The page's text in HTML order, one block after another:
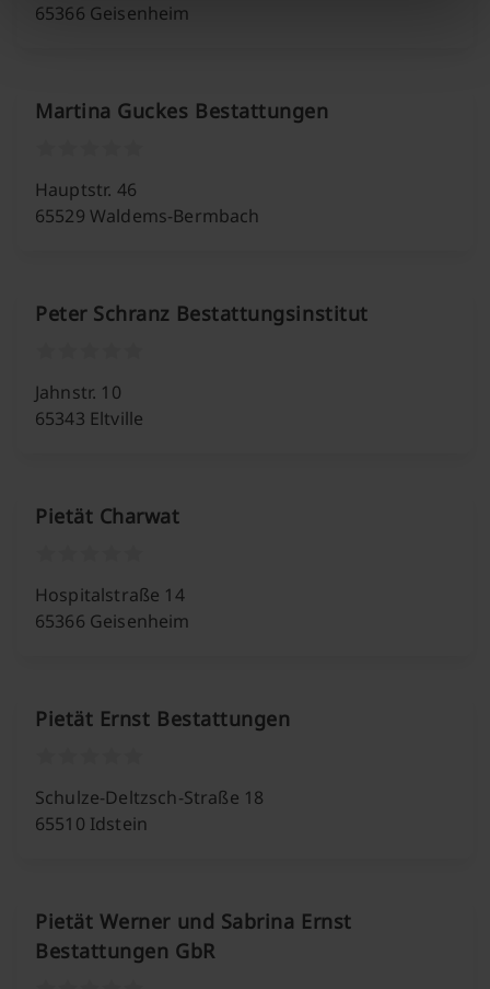
65366 Geisenheim
Martina Guckes Bestattungen
Hauptstr. 46
65529 Waldems-Bermbach
Peter Schranz Bestattungsinstitut
Jahnstr. 10
65343 Eltville
Pietät Charwat
Hospitalstraße 14
65366 Geisenheim
Pietät Ernst Bestattungen
Schulze-Deltzsch-Straße 18
65510 Idstein
Pietät Werner und Sabrina Ernst
Bestattungen GbR